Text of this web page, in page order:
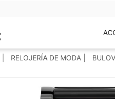
RELOJERÍA DE MODA